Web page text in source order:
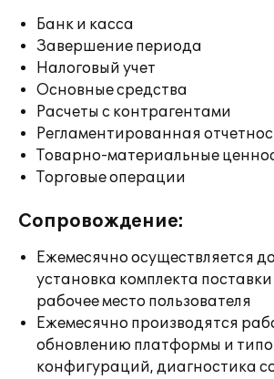
Банк и касса
Завершение периода
Налоговый учет
Основные средства
Расчеты с контрагентами
Регламентированная
Товарно-материальные
Торговые операции
Сопровождение:
Ежемесячно осуществляется
установка комплекта
рабочее место пользователя
Ежемесячно производятся
обновлению платформы и
конфигураций, диагностика